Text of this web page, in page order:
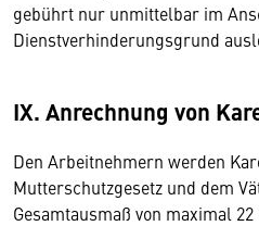
gebührt nur unmittelbar im
Dienstverhinderungsgrund
IX. Anrechnung von
Den Arbeitnehmern werden
Mutterschutzgesetz und dem
Gesamtausmaß von maximal